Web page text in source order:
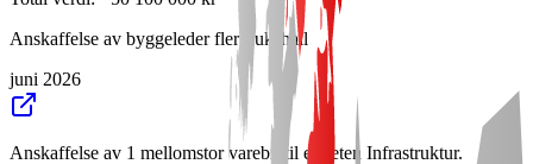
Anskaffelse av byggeleder flerbrukshall
juni 2026
Anskaffelse av 1 mellomstor varebil til enheten Infrastruktur.